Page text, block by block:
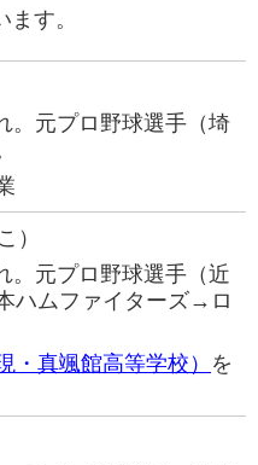
す。
。元プロ野球選手（埼
）
。元プロ野球選手（近
ハムファイターズ→ロ
・真颯館高等学校） を